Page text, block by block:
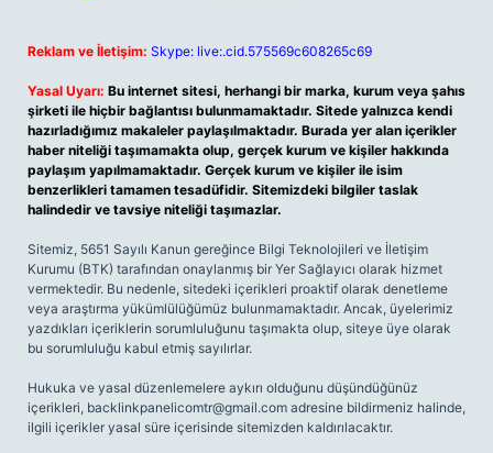
Reklam ve İletişim: Skype: live:.cid.575569c608265c69
Yasal Uyarı: Bu internet sitesi, herhangi bir marka, kurum veya şahıs
şirketi ile hiçbir bağlantısı bulunmamaktadır. Sitede yalnızca kendi
hazırladığımız makaleler paylaşılmaktadır. Burada yer alan içerikler
haber niteliği taşımamakta olup, gerçek kurum ve kişiler hakkında
paylaşım yapılmamaktadır. Gerçek kurum ve kişiler ile isim
benzerlikleri tamamen tesadüfidir. Sitemizdeki bilgiler taslak
halindedir ve tavsiye niteliği taşımazlar.
Sitemiz, 5651 Sayılı Kanun gereğince Bilgi Teknolojileri ve İletişim
Kurumu (BTK) tarafından onaylanmış bir Yer Sağlayıcı olarak hizmet
vermektedir. Bu nedenle, sitedeki içerikleri proaktif olarak denetleme
veya araştırma yükümlülüğümüz bulunmamaktadır. Ancak, üyelerimiz
yazdıkları içeriklerin sorumluluğunu taşımakta olup, siteye üye olarak
bu sorumluluğu kabul etmiş sayılırlar.
Hukuka ve yasal düzenlemelere aykırı olduğunu düşündüğünüz
içerikleri, backlinkpanelicomtr@gmail.com adresine bildirmeniz halinde,
ilgili içerikler yasal süre içerisinde sitemizden kaldırılacaktır.